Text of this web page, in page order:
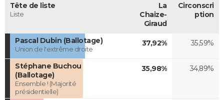
Tête de liste
Liste
La
Chaize-
Giraud
Circonscri
ption
Pascal Dubin (Ballotage)
Union de l'extrême droite
37,92% 35,59%
Stéphane Buchou
(Ballotage)
Ensemble ! (Majorité
présidentielle)
35,98% 34,89%